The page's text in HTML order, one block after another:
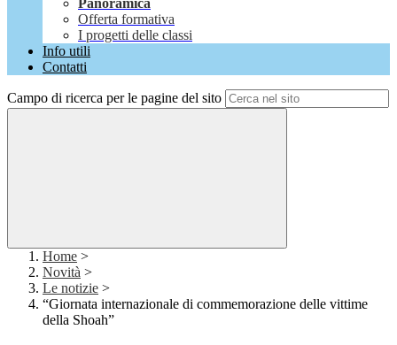
Panoramica
Offerta formativa
I progetti delle classi
Info utili
Contatti
Campo di ricerca per le pagine del sito
Home >
Novità >
Le notizie >
“Giornata internazionale di commemorazione delle vittime
della Shoah”